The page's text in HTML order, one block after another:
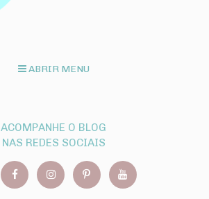
ABRIR MENU
ACOMPANHE O BLOG
NAS REDES SOCIAIS